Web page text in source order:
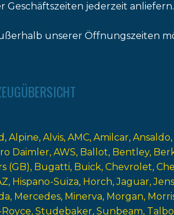
Geschäftszeiten jederzeit
unserer Öffnungszeiten
Alpine Alvis AMC Amilcar Ansaldo
Daimler AWS Ballot Bentley
(GB) Bugatti Buick Chevrolet
Hispano-Suiza Horch Jaguar
Mercedes Minerva Morgan
Studebaker Sunbeam